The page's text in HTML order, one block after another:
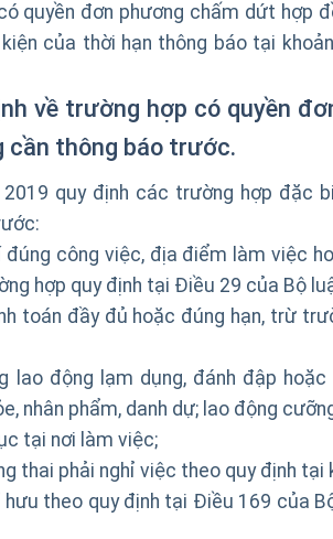
quyền đơn phương chấm dứt hợp
của thời hạn thông báo tại
về trường hợp có quyền
cần thông báo trước.
2019 quy định các trường hợp đặc
đúng công việc, địa điểm làm việc
hợp quy định tại Điều 29 của Bộ
toán đầy đủ hoặc đúng hạn, trừ
lao động lạm dụng, đánh đập
nhân phẩm, danh dự; lao động
tại nơi làm việc;
thai phải nghỉ việc theo quy định
theo quy định tại Điều 169 của